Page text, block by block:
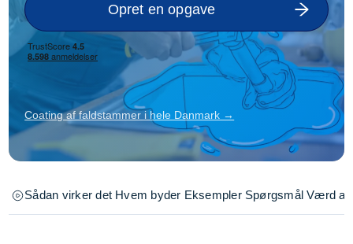
Opret en opgave
Coating af faldstammer i hele Danmark →
Sådan virker det Hvem byder Eksempler Spørgsmål Værd at